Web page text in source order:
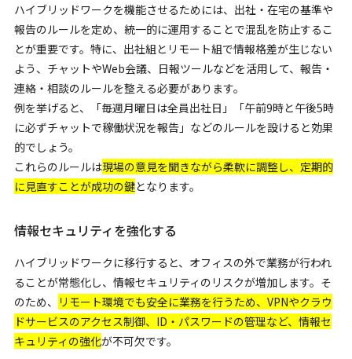
ハイブリッドワークを機能させるためには、出社・在宅の基準や
報告のルールを定め、統一的に運用することで混乱を防止するこ
とが重要です。特に、出社組とリモート組で情報格差が生じない
よう、チャットやWeb会議、日報ツールなどを活用して、報告・
連絡・相談のルールを整える必要があります。
例を挙げると、「毎週月曜日は全員出社日」「午前9時と午後5時
に必ずチャットで稼働状況を報告」などのルールを設けると効果
的でしょう。
これらのルールは現場の意見を聞きながら柔軟に調整し、定期的
に見直すことが成功の鍵となります。
情報セキュリティを強化する
ハイブリッドワークに移行すると、オフィスの外で業務が行われ
ることが常態化し、情報セキュリティのリスクが増加します。そ
のため、
リモート環境でも安全に業務を行うため、VPNやクラウ
ドサービスのアクセス制御、ID・パスワードの管理など、情報セ
キュリティの強化が不可欠です。